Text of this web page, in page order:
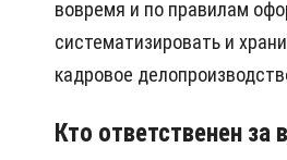
вовремя и по правилам
систематизировать и
кадровое
Кто ответственен за